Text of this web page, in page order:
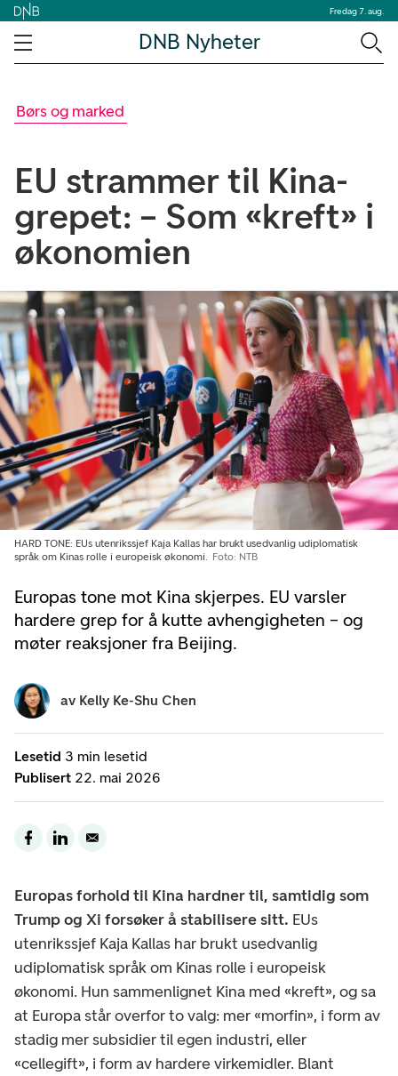
Fredag 7. aug.
DNB Nyheter
Børs og marked
EU strammer til Kina-
grepet: – Som «kreft» i
økonomien
Europas tone mot Kina skjerpes. EU varsler
hardere grep for å kutte avhengigheten – og
møter reaksjoner fra Beijing.
HARD TONE: EUs utenrikssjef Kaja Kallas har brukt usedvanlig udiplomatisk
språk om Kinas rolle i europeisk økonomi.
Foto: NTB
Lesetid 3 min lesetid
Publisert 22. mai 2026
av Kelly Ke-Shu Chen
Europas forhold til Kina hardner til, samtidig som
Trump og Xi forsøker å stabilisere sitt. EUs
utenrikssjef Kaja Kallas har brukt usedvanlig
udiplomatisk språk om Kinas rolle i europeisk
økonomi. Hun sammenlignet Kina med «kreft», og sa
at Europa står overfor to valg: mer «morfin», i form av
stadig mer subsidier til egen industri, eller
«cellegift», i form av hardere virkemidler. Blant